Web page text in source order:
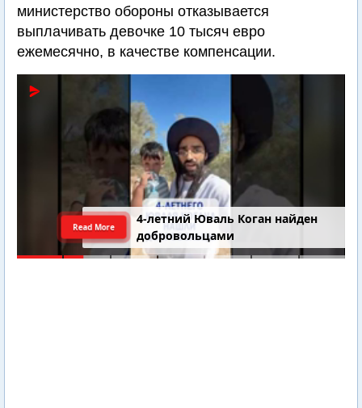
министерство обороны отказывается
выплачивать девочке 10 тысяч евро
ежемесячно, в качестве компенсации.
4-летний Юваль Коган найден
добровольцами
Read More